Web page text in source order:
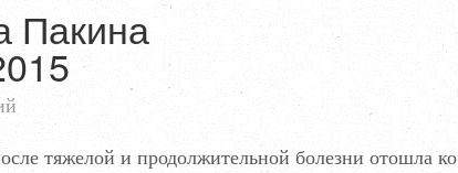
Пакина
тяжелой и продолжительной болезни отошла ко